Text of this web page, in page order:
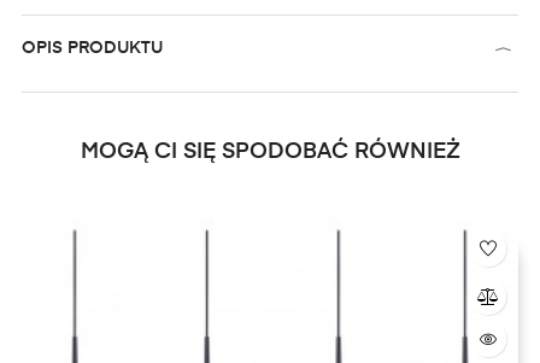
OPIS PRODUKTU
MOGĄ CI SIĘ SPODOBAĆ RÓWNIEŻ